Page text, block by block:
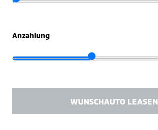
Anzahlung
WUNSCHAUTO LEASEN